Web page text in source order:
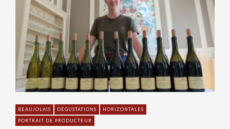
BEAUJOLAIS DÉGUSTATIONS
HORIZONTALES
PORTRAIT DE PRODUCTEUR